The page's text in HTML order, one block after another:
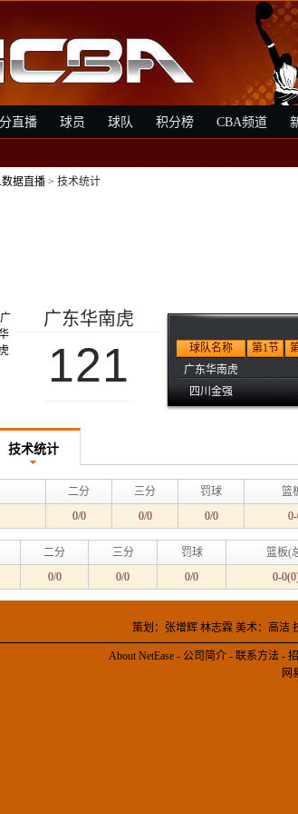
直播 球员 球队 积分榜 CBA频道
据直播 > 技术统计
广东华南虎
121
球队名称
第1节
广东华南虎
四川金强
技术统计
二分 三分 罚球 篮
0/0 0/0 0/0
二分 三分 罚球 篮板(
0/0 0/0 0/0 0-
策划：张增辉 林志霖 美术：高洁
About NetEase - 公司简介 - 联系方法 -
网